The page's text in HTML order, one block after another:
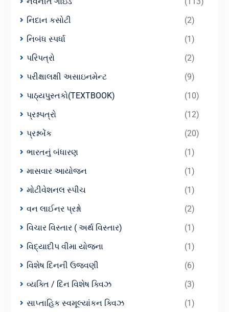
નિદાન કસોટી
(2)
નિબંધ સ્પર્ધા
(1)
પરિપત્રો
(2)
પરીક્ષાલક્ષી અસાઇનમેન્ટ
(9)
પાઠ્યપુસ્તકો(TEXTBOOK)
(10)
પ્રશ્નપત્રો
(12)
પ્રશ્નબેંક
(20)
ભારતનું બંધારણ
(1)
માસવાર આયોજન
(1)
મોટીવેશનલ સ્પીચ
(1)
વન લાઈનર પ્રશ્નો
(2)
વિચાર વિસ્તાર ( અર્થ વિસ્તાર)
(1)
વિદ્યાદીપ વીમા યોજના
(1)
વિશેષ દિનની ઉજવણી
(6)
વ્યક્તિ / દિન વિશેષ ક્વિઝ
(3)
સાપ્તાહિક સ્વમૂલ્યાંકન ક્વિઝ
(1)